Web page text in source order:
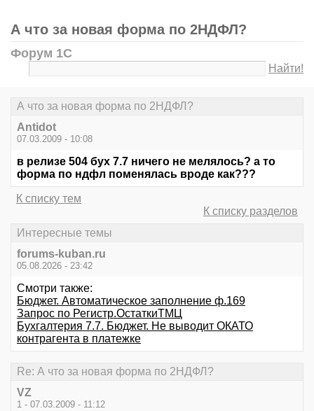
А что за новая форма по 2НДФЛ?
Форум 1С
Найти!
А что за новая форма по 2НДФЛ?
Antidot
07.03.2009 - 10:08
в релизе 504 бух 7.7 ничего не мелялось? а то
форма по ндфл поменялась вроде как???
К списку тем
К списку разделов
Интересные темы
forums-kuban.ru
05.08.2026 - 23:42
Смотри также:
Бюджет. Автоматическое заполнение ф.169
Запрос по Регистр.ОстаткиТМЦ
Бухгалтерия 7.7. Бюджет. Не выводит ОКАТО
контрагента в платежке
Re: А что за новая форма по 2НДФЛ?
VZ
1 - 07.03.2009 - 11:12